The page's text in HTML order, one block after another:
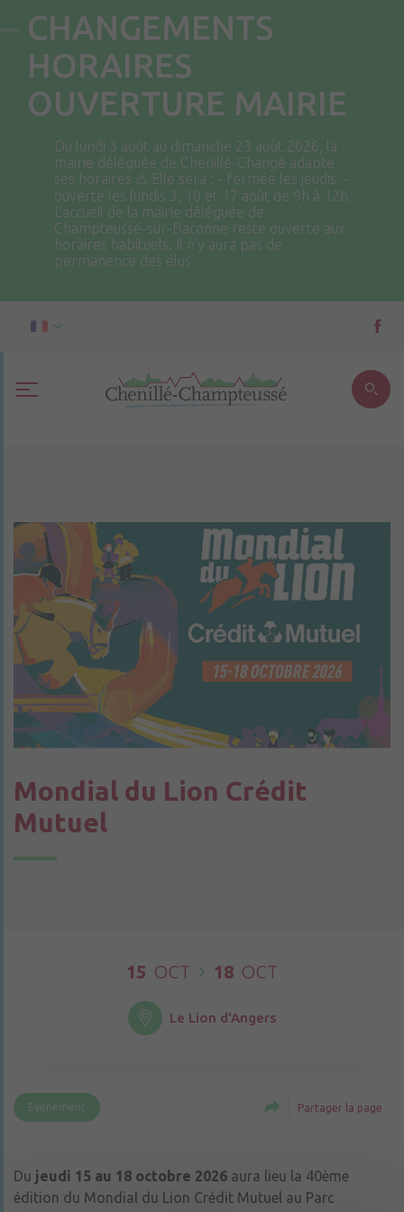
CHANGEMENTS
HORAIRES
OUVERTURE MAIRIE
Du lundi 3 août au dimanche 23 août 2026, la
mairie déléguée de Chenillé-Changé adapte
ses horaires ⚠ Elle sera : - fermée les jeudis. -
ouverte les lundis 3, 10 et 17 août de 9h à 12h.
L'accueil de la mairie déléguée de
Champteussé-sur-Baconne reste ouverte aux
horaires habituels. Il n'y aura pas de
permanence des élus
Mondial du Lion Crédit
Mutuel
15 OCT 18 OCT
Le Lion d'Angers
Evénement Partager la page
Du jeudi 15 au 18 octobre 2026 aura lieu la 40ème
édition du Mondial du Lion Crédit Mutuel au Parc